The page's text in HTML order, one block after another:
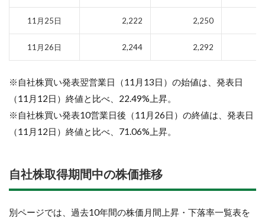
11月25日 2,222 2,250
11月26日 2,244 2,292
※自社株買い発表翌営業日（11月13日）の始値は、発表日
（11月12日）終値と比べ、22.49%上昇。
※自社株買い発表10営業日後（11月26日）の終値は、発表日
（11月12日）終値と比べ、71.06%上昇。
自社株取得期間中の株価推移
別ページでは、過去10年間の株価月間上昇・下落率一覧表を